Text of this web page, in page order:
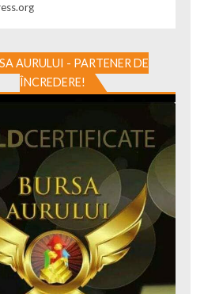
AURULUI - PARTENER DE
ÎNCREDERE!